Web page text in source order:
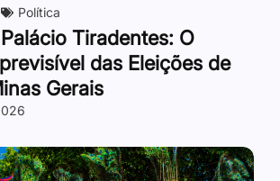
Política
Tiradentes: O
das Eleições de
Gerais